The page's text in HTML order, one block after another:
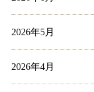
2026年5月
2026年4月